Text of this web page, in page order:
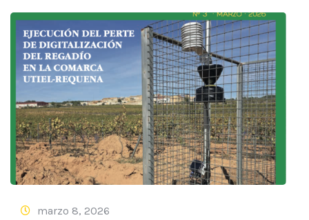
marzo 8, 2026